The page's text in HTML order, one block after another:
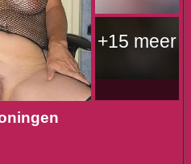
+15 meer